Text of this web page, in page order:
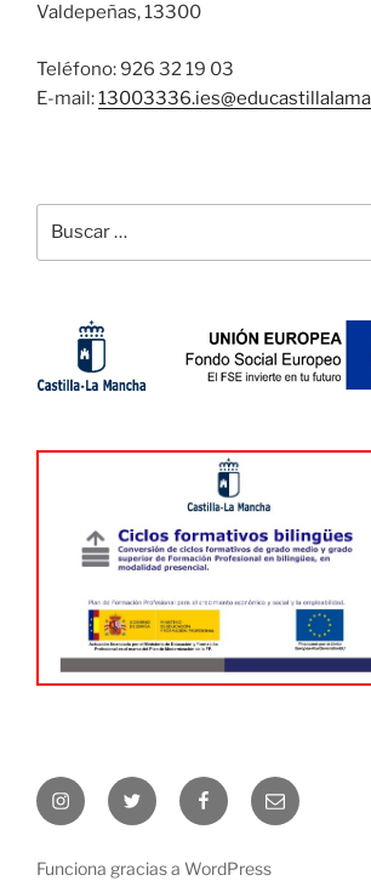
Valdepeñas, 13300
Teléfono: 926 32 19 03
E-mail:13003336.ies@
por:
InstagramTwitter FacebookCorreo
electrónico
Funciona gracias a WordPress